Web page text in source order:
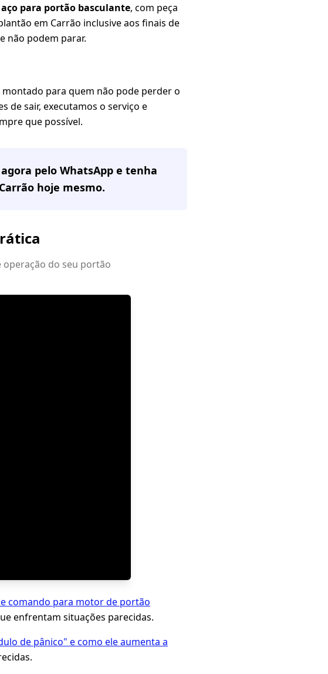
aço para portão basculante, com peça
em Carrão inclusive aos finais de
não podem parar.
para quem não pode perder o
de sair, executamos o serviço e
que possível.
pelo WhatsApp e tenha
Carrão hoje mesmo.
operação do seu portão
comando para motor de portão
enfrentam situações parecidas.
de pânico" e como ele aumenta a